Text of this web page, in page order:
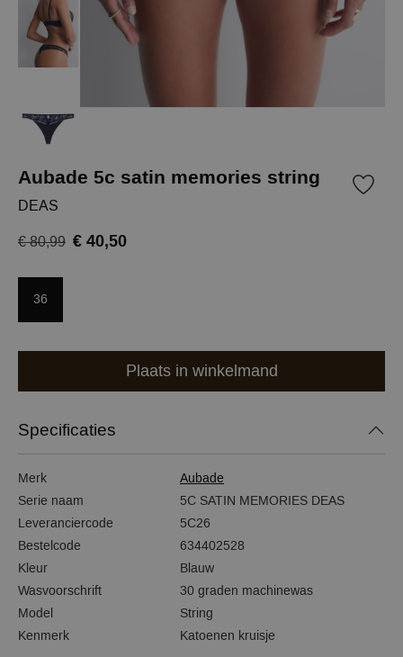
Aubade 5c satin memories string
DEAS
€ 80,99 € 40,50
36
Plaats in winkelmand
Specificaties
Merk
Aubade
Serie naam
5C SATIN MEMORIES DEAS
Leveranciercode
5C26
Bestelcode
634402528
Kleur
Blauw
Wasvoorschrift
30 graden machinewas
Model
String
Kenmerk
Katoenen kruisje